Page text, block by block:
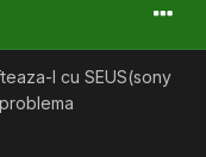
l cu SEUS(sony